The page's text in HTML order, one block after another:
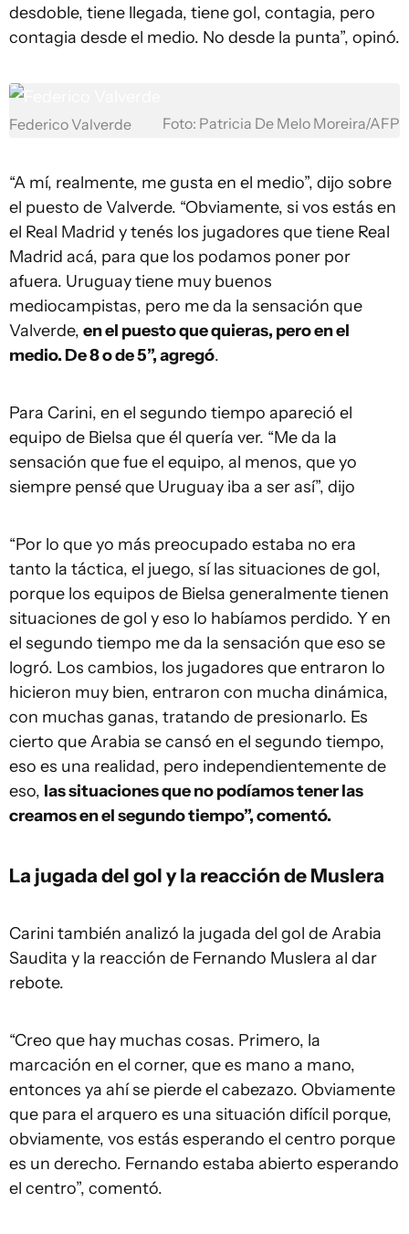
desdoble, tiene llegada, tiene gol, contagia, pero
contagia desde el medio. No desde la punta”, opinó.
Federico Valverde Foto: Patricia De Melo Moreira/AFP
“A mí, realmente, me gusta en el medio”, dijo sobre
el puesto de Valverde. “Obviamente, si vos estás en
el Real Madrid y tenés los jugadores que tiene Real
Madrid acá, para que los podamos poner por
afuera. Uruguay tiene muy buenos
mediocampistas, pero me da la sensación que
Valverde, en el puesto que quieras, pero en el
medio. De 8 o de 5”, agregó.
Para Carini, en el segundo tiempo apareció el
equipo de Bielsa que él quería ver. “Me da la
sensación que fue el equipo, al menos, que yo
siempre pensé que Uruguay iba a ser así”, dijo
“Por lo que yo más preocupado estaba no era
tanto la táctica, el juego, sí las situaciones de gol,
porque los equipos de Bielsa generalmente tienen
situaciones de gol y eso lo habíamos perdido. Y en
el segundo tiempo me da la sensación que eso se
logró. Los cambios, los jugadores que entraron lo
hicieron muy bien, entraron con mucha dinámica,
con muchas ganas, tratando de presionarlo. Es
cierto que Arabia se cansó en el segundo tiempo,
eso es una realidad, pero independientemente de
eso, las situaciones que no podíamos tener las
creamos en el segundo tiempo”, comentó.
La jugada del gol y la reacción de Muslera
Carini también analizó la jugada del gol de Arabia
Saudita y la reacción de Fernando Muslera al dar
rebote.
“Creo que hay muchas cosas. Primero, la
marcación en el corner, que es mano a mano,
entonces ya ahí se pierde el cabezazo. Obviamente
que para el arquero es una situación difícil porque,
obviamente, vos estás esperando el centro porque
es un derecho. Fernando estaba abierto esperando
el centro”, comentó.